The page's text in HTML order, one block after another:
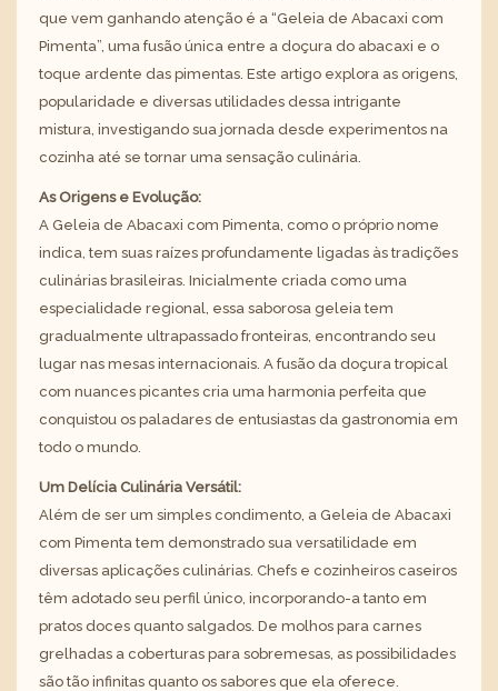
que vem ganhando atenção é a “Geleia de Abacaxi com
Pimenta”, uma fusão única entre a doçura do abacaxi e o
toque ardente das pimentas. Este artigo explora as origens,
popularidade e diversas utilidades dessa intrigante
mistura, investigando sua jornada desde experimentos na
cozinha até se tornar uma sensação culinária.
As Origens e Evolução:
A Geleia de Abacaxi com Pimenta, como o próprio nome
indica, tem suas raízes profundamente ligadas às tradições
culinárias brasileiras. Inicialmente criada como uma
especialidade regional, essa saborosa geleia tem
gradualmente ultrapassado fronteiras, encontrando seu
lugar nas mesas internacionais. A fusão da doçura tropical
com nuances picantes cria uma harmonia perfeita que
conquistou os paladares de entusiastas da gastronomia em
todo o mundo.
Um Delícia Culinária Versátil:
Além de ser um simples condimento, a Geleia de Abacaxi
com Pimenta tem demonstrado sua versatilidade em
diversas aplicações culinárias. Chefs e cozinheiros caseiros
têm adotado seu perfil único, incorporando-a tanto em
pratos doces quanto salgados. De molhos para carnes
grelhadas a coberturas para sobremesas, as possibilidades
são tão infinitas quanto os sabores que ela oferece.